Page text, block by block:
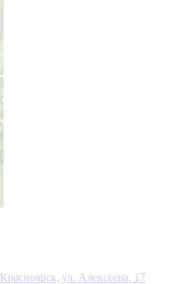
Красноярск, ул. Алексеева, 17